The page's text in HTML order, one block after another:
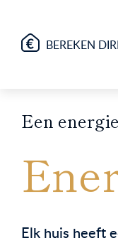
BEREKEN
Een
Elk huis heeft